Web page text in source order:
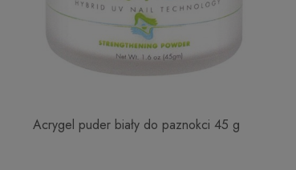
Acrygel puder biały do paznokci 45 g